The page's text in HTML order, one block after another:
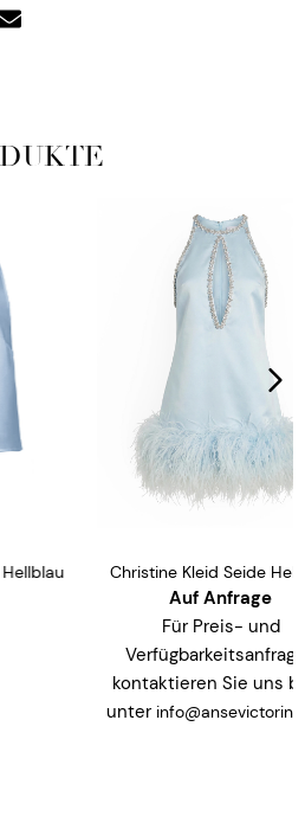
Christine Kleid Seide Hellblau
Auf Anfrage
Für Preis- und
Verfügbarkeitsanfragen
kontaktieren Sie uns bitte
info@ansevictorin.com.